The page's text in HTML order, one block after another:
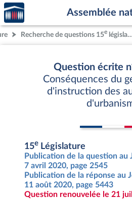
Aller au contenu
Aller en bas de la page
Accèder
à la
page
d'accueil
Assemblée
Recherche de questions 15e législature
Question écrite
Conséquences du
d'instruction des
15e Législature
Publication de la question au
7 avril 2020, page 2545
Publication de la réponse au
11 août 2020, page 5443
Question renouvelée le 21